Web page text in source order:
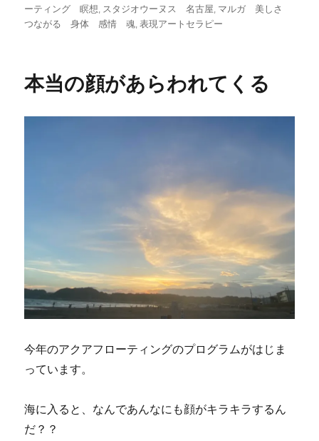
日:
ゴ
リ
グ
ーティング 瞑想 スタジオウーヌス 名古屋 マルガ 美しさ
つながる 身体 感情 魂 ,表現アートセラピー
本当の顔があらわれてくる
今年のアクアフローティングのプログラムがはじま
っています。
海に入ると、なんであんなにも顔がキラキラするん
だ？？